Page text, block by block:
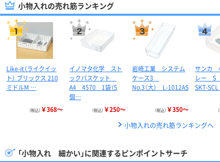
小物入れの売れ筋ランキング
Like-it（ライクイッ
ト） ブリックス 210
ミドルM …
（税込） ￥368～
イノマタ化学 スト
ックバスケット
A4 4570 1袋（5
個…
（税込） ￥250～
岩崎工業 システム
ケース3
No.3（大） L-1012AS
（税込） ￥350～
サンカ
レー
SKT-
小物入れの売れ筋ランキングへ
「小物入れ 細かい」に関連するピンポイントサーチ